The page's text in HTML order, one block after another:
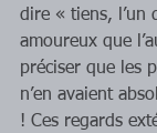
dire « tiens, l’un
amoureux que
préciser que les
n’en avaient
! Ces regards